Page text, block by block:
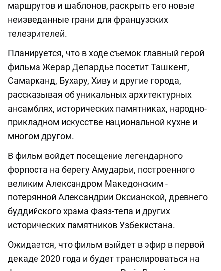
маршрутов и шаблонов, раскрыть его новые
неизведанные грани для французских
телезрителей.
Планируется, что в ходе съемок главный герой
фильма Жерар Депардье посетит Ташкент,
Самарканд, Бухару, Хиву и другие города,
рассказывая об уникальных архитектурных
ансамблях, исторических памятниках, народно-
прикладном искусстве национальной кухне и
многом другом.
В фильм войдет посещение легендарного
форпоста на берегу Амударьи, построенного
великим Александром Македонским -
потерянной Александрии Оксианской, древнего
буддийского храма Фаяз-тепа и других
исторических памятников Узбекистана.
Ожидается, что фильм выйдет в эфир в первой
декаде 2020 года и будет транслироваться на